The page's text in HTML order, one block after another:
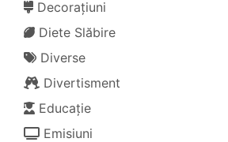
Decorațiuni
Diete Slăbire
Diverse
Divertisment
Educație
Emisiuni